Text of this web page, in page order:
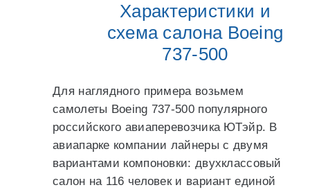
Характеристики и
схема салона Boeing
737-500
Для наглядного примера возьмем
самолеты Boeing 737-500 популярного
российского авиаперевозчика ЮТэйр. В
авиапарке компании лайнеры с двумя
вариантами компоновки: двухклассовый
салон на 116 человек и вариант единой